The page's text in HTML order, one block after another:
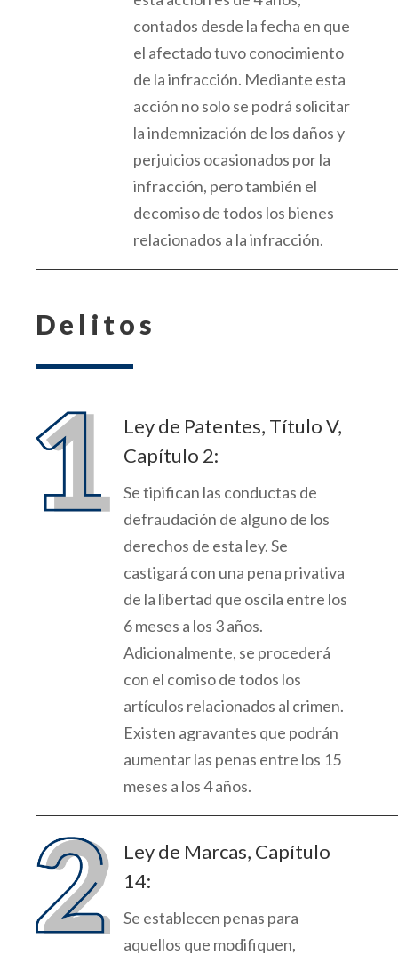
contados desde la fecha en que
el afectado tuvo conocimiento
de la infracción. Mediante esta
acción no solo se podrá solicitar
la indemnización de los daños y
perjuicios ocasionados por la
infracción, pero también el
decomiso de todos los bienes
relacionados a la infracción.
Delitos
Ley de Patentes, Título V,
Capítulo 2:
Se tipifican las conductas de
defraudación de alguno de los
derechos de esta ley. Se
castigará con una pena privativa
de la libertad que oscila entre los
6 meses a los 3 años.
Adicionalmente, se procederá
con el comiso de todos los
artículos relacionados al crimen.
Existen agravantes que podrán
aumentar las penas entre los 15
meses a los 4 años.
Ley de Marcas, Capítulo
14:
Se establecen penas para
aquellos que modifiquen,